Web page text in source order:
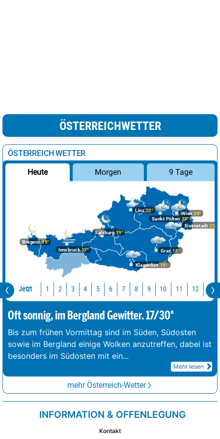
ÖSTERREICHWETTER
ÖSTERREICH WETTER
Heute Morgen 9 Tage
Bregenz19°
Graz18°
Innsbruck17°
Klagenfurt 19°
Linz22°
Salzburg19°
Wien 24°
Eisenstadt 23°
Sankt Pölten 23°
Jetzt 1 2 3 4 5 6 7 8 9 10 11 12 13
Oft sonnig, im Bergland Gewitter. 17/30°
Bis zum frühen Vormittag sind im Süden, Südosten
sowie im Bergland einige Wolken anzutreffen, dabei ist
besonders im Südosten mit ein...
Mehr lesen
mehr Österreich-Wetter
INFORMATION & OFFENLEGUNG
Kontakt